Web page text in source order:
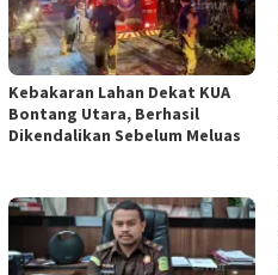
Kebakaran Lahan Dekat KUA
Bontang Utara, Berhasil
Dikendalikan Sebelum Meluas